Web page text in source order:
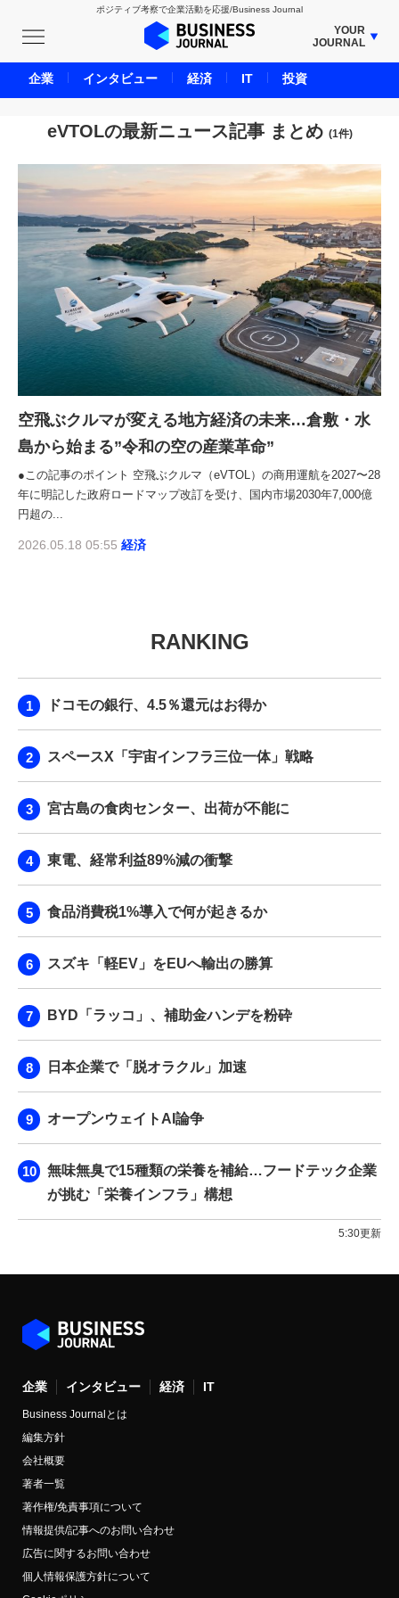
ポジティブ考察で企業活動を応援/Business Journal
YOUR
JOURNAL
BUSINESS JOURNAL
UNICORN JOURNAL
CARBON CREDITS JOURNAL
ENERGY MANAGEMENT JOURNAL
LIFE ENDING JOURNAL
AI JOURNAL
REAL ESTATE BROKERAGE JOURNAL
SMART MARKETING JOURNAL
BPaaS JOURNAL
ADOPTABLE DOG JOURNAL
eVTOLの最新ニュース記事 まとめ (1件)
空飛ぶクルマが変える地方経済の未来…倉敷・水
島から始まる”令和の空の産業革命”
●この記事のポイント 空飛ぶクルマ（eVTOL）の商用運航を2027〜28
年に明記した政府ロードマップ改訂を受け、国内市場2030年7,000億
円超の...
2026.05.18 05:55 経済
RANKING
ドコモの銀行、4.5％還元はお得か
スペースX「宇宙インフラ三位一体」戦略
宮古島の食肉センター、出荷が不能に
東電、経常利益89%減の衝撃
食品消費税1%導入で何が起きるか
スズキ「軽EV」をEUへ輸出の勝算
BYD「ラッコ」、補助金ハンデを粉砕
日本企業で「脱オラクル」加速
オープンウェイトAI論争
無味無臭で15種類の栄養を補給…フードテック企業
が挑む「栄養インフラ」構想
5:30更新
企業 インタビュー 経済 IT
Business Journalとは
編集方針
会社概要
著者一覧
著作権/免責事項について
情報提供/記事へのお問い合わせ
広告に関するお問い合わせ
個人情報保護方針について
企業 インタビュー 経済 IT 投資